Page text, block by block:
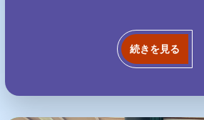
続きを見る